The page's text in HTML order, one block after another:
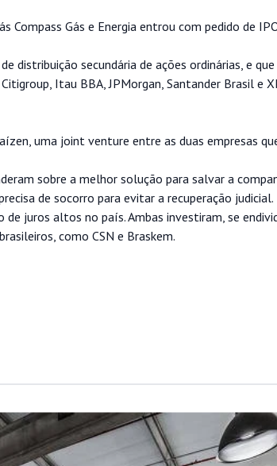
Compass Gás e Energia entrou com pedido de
distribuição secundária de ações ordinárias, e que
Itau BBA, JPMorgan, Santander Brasil e
uma joint venture entre as duas empresas
sobre a melhor solução para salvar a
de socorro para evitar a recuperação judicial.
juros altos no país. Ambas investiram, se
como CSN e Braskem.